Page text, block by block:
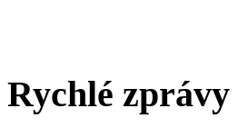
Rychlé zprávy